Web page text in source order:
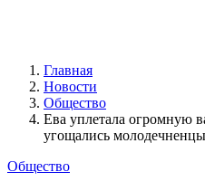
Главная
Новости
Общество
Ева уплетала огромную
угощались
Общество